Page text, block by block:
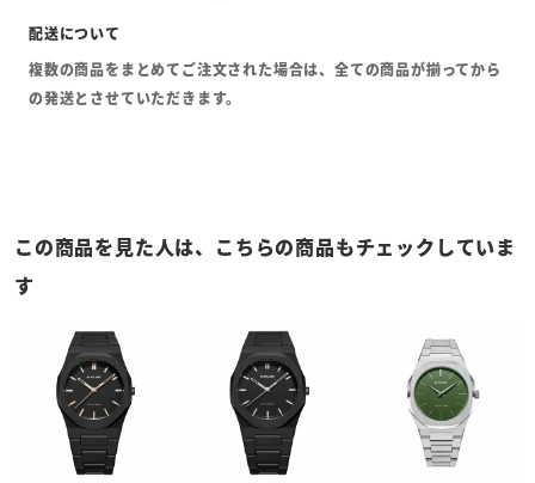
複数の商品をまとめてご注文された場合は、全ての商品が揃ってから
の発送とさせていただきます。
この商品を見た人は、こちらの商品もチェックしていま
す